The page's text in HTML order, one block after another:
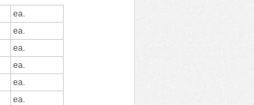
ea.
ea.
ea.
ea.
ea.
ea.